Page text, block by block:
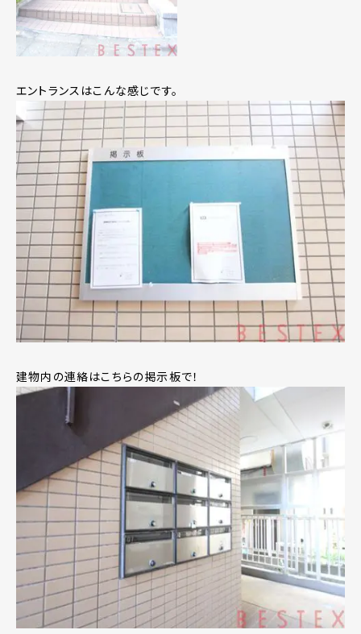
エントランスはこんな感じです。
建物内の連絡はこちらの掲示板で！